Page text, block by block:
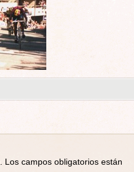
Los campos obligatorios están